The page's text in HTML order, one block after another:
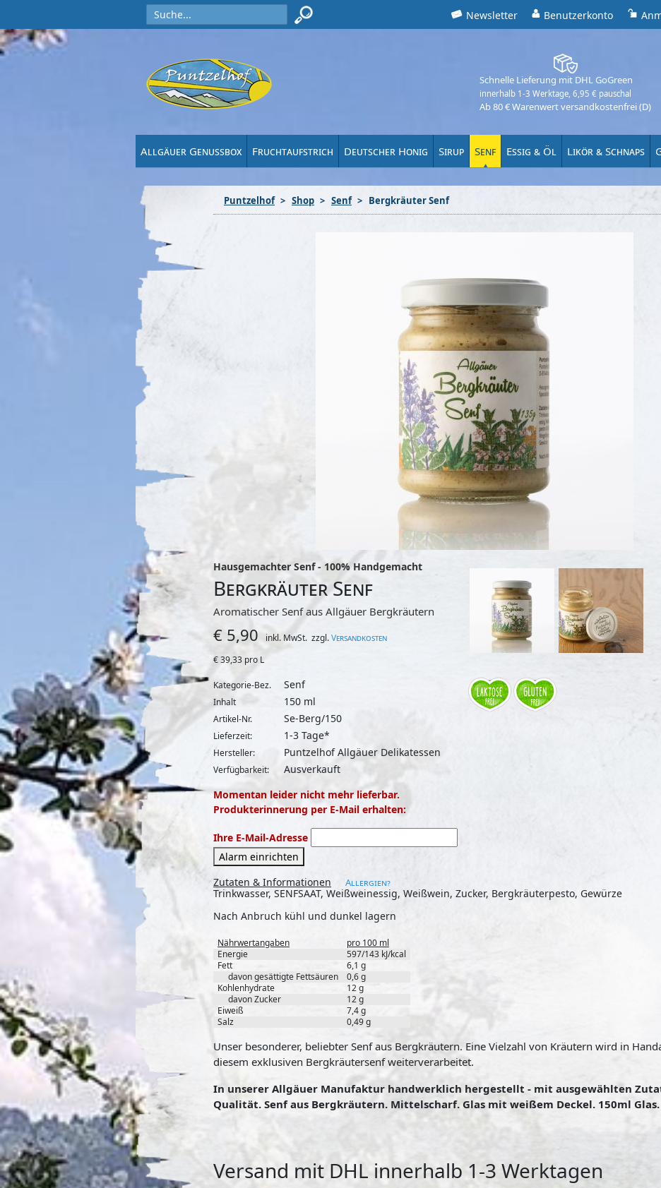
Newsletter Benutzerkonto
Schnelle Lieferung mit DHL GoGreen
innerhalb 1-3 Werktage, 6,95 € pauschal
Ab 80 € Warenwert versandkostenfrei (D)
Allgäuer Genussbox Fruchtaufstrich Deutscher Honig Sirup Senf Essig & Öl Likör & Schnaps
Puntzelhof Shop Senf Bergkräuter Senf
Hausgemachter Senf - 100% Handgemacht
Bergkräuter Senf
Aromatischer Senf aus Allgäuer Bergkräutern
€ 5,90 inkl. MwSt. zzgl.Versandkosten
€39,33 pro L
Kategorie-Bez. Senf
Inhalt 150 ml
Artikel-Nr. Se-Berg/150
Lieferzeit: 1-3 Tage*
Hersteller: Puntzelhof Allgäuer Delikatessen
Verfügbarkeit:
Ausverkauft
Momentan leider nicht mehr lieferbar.
Produkterinnerung per E-Mail erhalten:
Ihre E-Mail-Adresse
Alarm einrichten
Zutaten & Informationen
Allergien?
Trinkwasser, SENFSAAT, Weißweinessig, Weißwein, Zucker, Bergkräuterpesto, Gewürze
Nach Anbruch kühl und dunkel lagern
Nährwertangaben
pro 100 ml
Energie
597/143 kJ/kcal
Fett
6,1 g
davon gesättigte Fettsäuren
0,6 g
Kohlenhydrate
12 g
davon Zucker
12 g
Eiweiß
7,4 g
Salz
0,49 g
Unser besonderer, beliebter Senf aus Bergkräutern. Eine Vielzahl von Kräutern wird in
diesem exklusiven Bergkräutersenf weiterverarbeitet.
In unserer Allgäuer Manufaktur handwerklich hergestellt - mit ausgewählten
Qualität. Senf aus Bergkräutern. Mittelscharf. Glas mit weißem Deckel. 150ml Glas.
Versand mit DHL innerhalb 1-3 Werktagen